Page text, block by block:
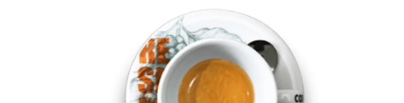
hviezdičiek.